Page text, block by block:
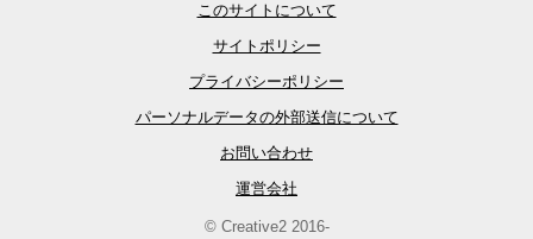
このサイトについて
サイトポリシー
プライバシーポリシー
パーソナルデータの外部送信について
お問い合わせ
運営会社
© Creative2 2016-